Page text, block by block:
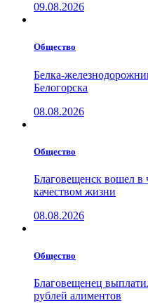
09.08.2026
Общество
Белка-
Белогорска
08.08.2026
Общество
Благовещенск вошел
качеством жизни
08.08.2026
Общество
Благовещенец
рублей алиментов